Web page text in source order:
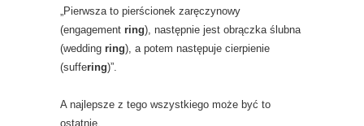
„Pierwsza to pierścionek zaręczynowy
(engagement ring), następnie jest obrączka ślubna
(wedding ring), a potem następuje cierpienie
(suffering)”.
A najlepsze z tego wszystkiego może być to
ostatnie.